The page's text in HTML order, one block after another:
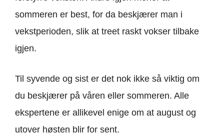
sommeren er best, for da beskjærer man i
vekstperioden, slik at treet raskt vokser tilbake
igjen.
Til syvende og sist er det nok ikke så viktig om
du beskjærer på våren eller sommeren. Alle
ekspertene er allikevel enige om at august og
utover høsten blir for sent.